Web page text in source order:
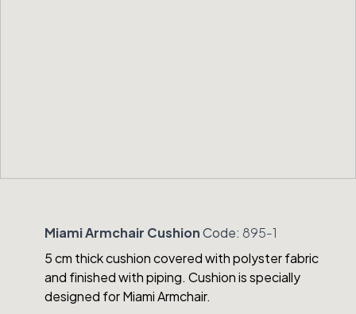
Miami Armchair CushionCode: 895-1
5 cm thick cushion covered with polyster fabric
and finished with piping. Cushion is specially
designed for Miami Armchair.